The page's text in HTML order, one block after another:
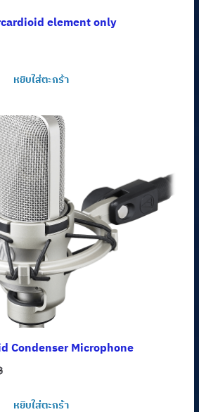
element only
หยิบใส่ตะกร้า
Condenser Microphone
หยิบใส่ตะกร้า